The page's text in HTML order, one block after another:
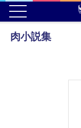
肉小説集